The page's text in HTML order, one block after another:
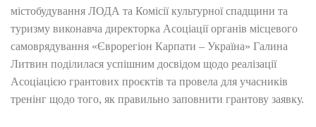
містобудування ЛОДА та Комісії культурної спадщини та
туризму виконавча директорка Асоціації органів місцевого
самоврядування «Єврорегіон Карпати – Україна» Галина
Литвин поділилася успішним досвідом щодо реалізації
Асоціацією грантових проєктів та провела для учасників
тренінг щодо того, як правильно заповнити грантову заявку.